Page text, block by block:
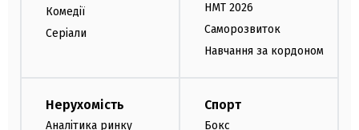
Комедії
Серіали
НМТ 2026
Саморозвиток
Навчання за кордоном
Нерухомість
Аналітика ринку
Спорт
Бокс